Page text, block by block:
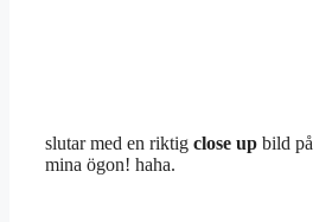
slutar med en riktig close up bild på
mina ögon! haha.